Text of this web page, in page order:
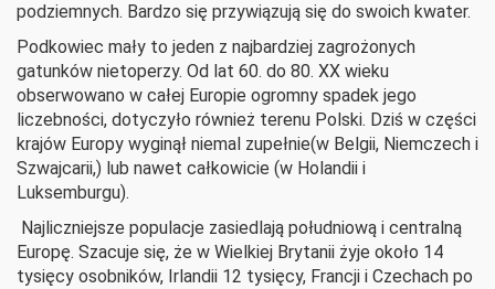
podziemnych. Bardzo się przywiązują się do swoich kwater.
Podkowiec mały to jeden z najbardziej zagrożonych
gatunków nietoperzy. Od lat 60. do 80. XX wieku
obserwowano w całej Europie ogromny spadek jego
liczebności, dotyczyło również terenu Polski. Dziś w części
krajów Europy wyginął niemal zupełnie(w Belgii, Niemczech i
Szwajcarii,) lub nawet całkowicie (w Holandii i
Luksemburgu).
Najliczniejsze populacje zasiedlają południową i centralną
Europę. Szacuje się, że w Wielkiej Brytanii żyje około 14
tysięcy osobników, Irlandii 12 tysięcy, Francji i Czechach po